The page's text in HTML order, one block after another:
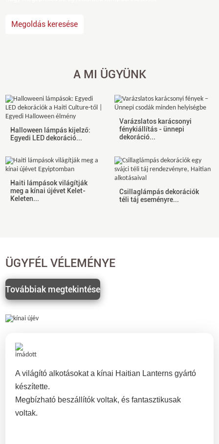
Megoldás keresése
A MI ÜGYÜNK
Halloween lámpás kijelző:
Egyedi LED dekoráció...
Varázslatos karácsonyi
fénykiállítás - ünnepi
dekoráció...
Haiti lámpások világítják
meg a kínai újévet Kelet-
Keleten...
Csillaglámpás dekorációk
téli táj eseményre...
ÜGYFÉL VÉLEMÉNYE
Továbbiak megtekintése
A világító alkotásokat a kínai Haitian Lanterns gyártó
készítette.
Megbízható beszállítók voltak, és fantasztikusak
voltak.